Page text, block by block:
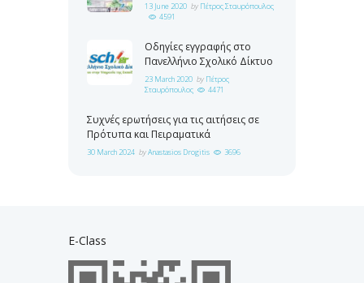
13 June 2020 by Πέτρος Σταυρόπουλος
4591
Οδηγίες εγγραφής στο
Πανελλήνιο Σχολικό Δίκτυο
23 March 2020 by Πέτρος
Σταυρόπουλος
4471
Συχνές ερωτήσεις για τις αιτήσεις σε
Πρότυπα και Πειραματικά
30 March 2024 byAnastasios Drogitis 3696
E-Class